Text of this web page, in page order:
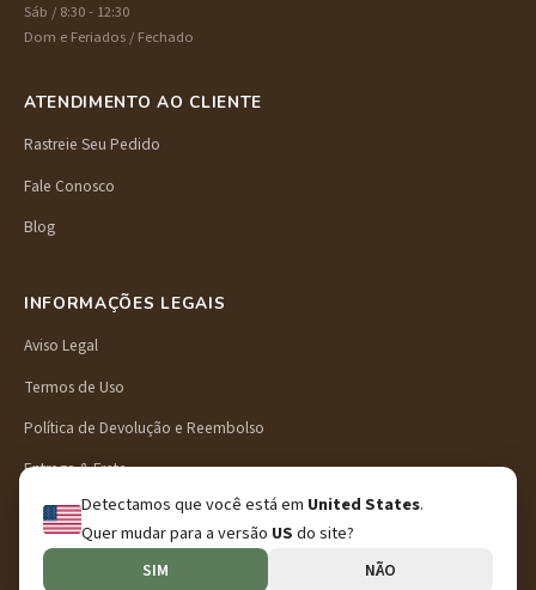
Detectamos que você está em United States.
Quer mudar para a versão USdo site?
SIM NÃO
Sáb / 8:30 - 12:30
Dom e Feriados / Fechado
ATENDIMENTO AO CLIENTE
Rastreie Seu Pedido
Fale Conosco
Blog
INFORMAÇÕES LEGAIS
Aviso Legal
Termos de Uso
Política de Devolução e Reembolso
Entrega & Frete
Política de Privacidade